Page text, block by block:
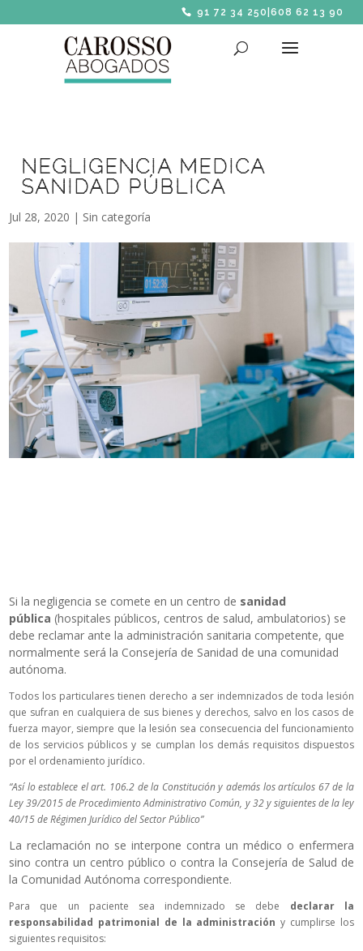
91 72 34 250 608 62 13 90
NEGLIGENCIA MEDICA
SANIDAD PÚBLICA
Jul 28, 2020 | Sin categoría
Si la negligencia se comete en un centro de sanidad
pública (hospitales públicos, centros de salud, ambulatorios) se
debe reclamar ante la administración sanitaria competente, que
normalmente será la Consejería de Sanidad de una comunidad
autónoma.
Todos los particulares tienen derecho a ser indemnizados de toda lesión
que sufran en cualquiera de sus bienes y derechos, salvo en los casos de
fuerza mayor, siempre que la lesión sea consecuencia del funcionamiento
de los servicios públicos y se cumplan los demás requisitos dispuestos
por el ordenamiento jurídico.
“Así lo establece el art. 106.2 de la Constitución y además los artículos 67 de la
Ley 39/2015 de Procedimiento Administrativo Común, y 32 y siguientes de la ley
40/15 de Régimen Jurídico del Sector Público”
La reclamación no se interpone contra un médico o enfermera
sino contra un centro público o contra la Consejería de Salud de
la Comunidad Autónoma correspondiente.
Para que un paciente sea indemnizado se debe declarar la
responsabilidad patrimonial de la administración y cumplirse los
siguientes requisitos: